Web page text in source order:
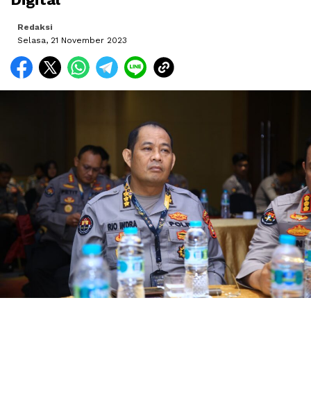
Redaksi
Selasa, 21 November 2023